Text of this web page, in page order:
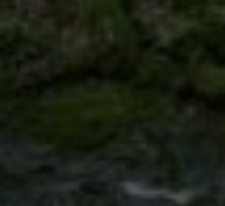
Marketing Cookies werden von Drittanbietern oder